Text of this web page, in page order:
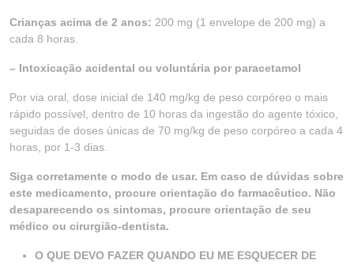
Crianças acima de 2 anos: 200 mg (1 envelope de 200 mg) a
cada 8 horas.
– Intoxicação acidental ou voluntária por paracetamol
Por via oral, dose inicial de 140 mg/kg de peso corpóreo o mais
rápido possível, dentro de 10 horas da ingestão do agente tóxico,
seguidas de doses únicas de 70 mg/kg de peso corpóreo a cada 4
horas, por 1-3 dias.
Siga corretamente o modo de usar. Em caso de dúvidas sobre
este medicamento, procure orientação do farmacêutico. Não
desaparecendo os sintomas, procure orientação de seu
médico ou cirurgião-dentista.
O QUE DEVO FAZER QUANDO EU ME ESQUECER DE